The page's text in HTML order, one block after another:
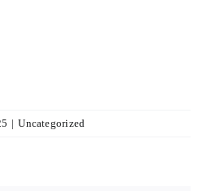
| Uncategorized